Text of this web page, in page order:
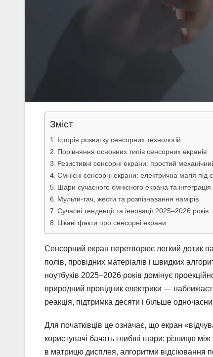
Зміст
Історія розвитку сенсорних технологій
Порівняння основних типів сенсорних екранів
Резистивні сенсорні екрани: простий
Ємнісні сенсорні екрани: електрична магія під
Шари сучасного ємнісного екрана та
Мульти-тач, жести та розпізнавання намірів
Сучасні тенденції та інновації 2025–2026 років
Цікаві факти про сенсорні екрани
Сенсорний екран перетворює легкий дотик
полів, провідних матеріалів і швидких
ноутбуків 2025–2026 років домінує
природний провідник електрики —
реакція, підтримка десяти і більше
Для початківців це означає, що екран
користувачі бачать глибші шари: різницю
в матрицю дисплея, алгоритми відсіювання